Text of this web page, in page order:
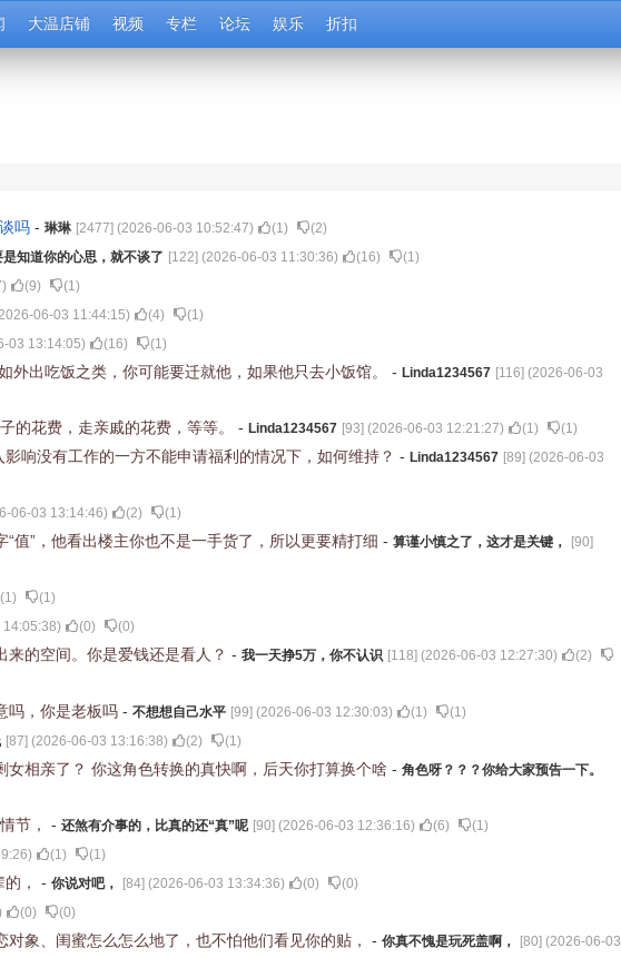
大温店铺 视频 专栏 论坛 娱乐 折扣
吗 - 琳琳 [2477] (2026-06-03 10:52:47) (1) (2)
是知道你的心思，就不谈了 [122] (2026-06-03 11:30:36) (16) (1)
) (9) (1)
06-03 11:44:15) (4) (1)
03 13:14:05) (16) (1)
出吃饭之类，你可能要迁就他，如果他只去小饭馆。 - Linda1234567 [116] (2026-06-03
的花费，走亲戚的花费，等等。 - Linda1234567 [93] (2026-06-03 12:21:27) (1) (1)
响没有工作的一方不能申请福利的情况下，如何维持？ - Linda1234567 [89] (2026-06-03
06-03 13:14:46) (2) (1)
值”，他看出楼主你也不是一手货了，所以更要精打细 - 算谨小慎之了，这才是关键， [90]
(1) (1)
) (0) (0)
的空间。你是爱钱还是看人？ - 我一天挣5万，你不认识 [118] (2026-06-03 12:27:30) (2)
吗，你是老板吗 - 不想想自己水平 [99] (2026-06-03 12:30:03) (1) (1)
[87] (2026-06-03 13:16:38) (2) (1)
相亲了？ 你这角色转换的真快啊，后天你打算换个啥 - 角色呀？？？你给大家预告一下。
节， - 还煞有介事的，比真的还“真”呢 [90] (2026-06-03 12:36:16) (6) (1)
) (1) (1)
， - 你说对吧， [84] (2026-06-03 13:34:36) (0) (0)
(0) (0)
象、闺蜜怎么怎么地了，也不怕他们看见你的贴， - 你真不愧是玩死盖啊， [80] (2026-06-03